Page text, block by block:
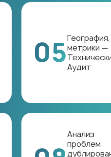
05География,
метрики —
Аудит
Анализ
проблем